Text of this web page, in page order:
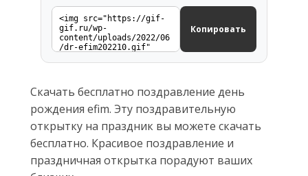
Копировать
Скачать бесплатно поздравление день
рождения efim. Эту поздравительную
открытку на праздник вы можете скачать
бесплатно. Красивое поздравление и
праздничная открытка порадуют ваших